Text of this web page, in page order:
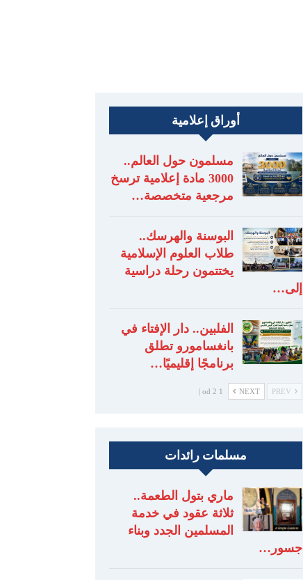
أوراق إعلامية
مسلمون حول العالم..
3000 مادة إعلامية ترسخ
مرجعية متخصصة…
البوسنة والهرسك..
طلاب العلوم الإسلامية
يختتمون رحلة دراسية
إلى…
الفلبين.. دار الإفتاء في
بانغسامورو تطلق
برنامجًا إقليميًا…
NEXT
1 od 2 |
مسلمات رائدات
ماري بتول الطعمة..
ثلاثة عقود في خدمة
المسلمين الجدد وبناء
جسور…